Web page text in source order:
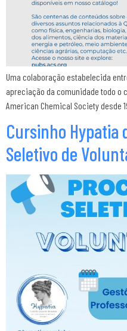
Uma colaboração estabelecida
apreciação da comunidade todo o
American Chemical Society desde
Cursinho Hypatia
Seletivo de